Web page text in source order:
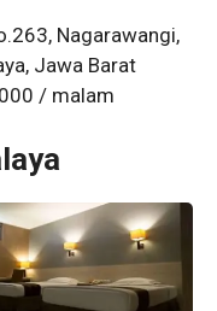
Nagarawangi,
Jawa Barat
/ malam